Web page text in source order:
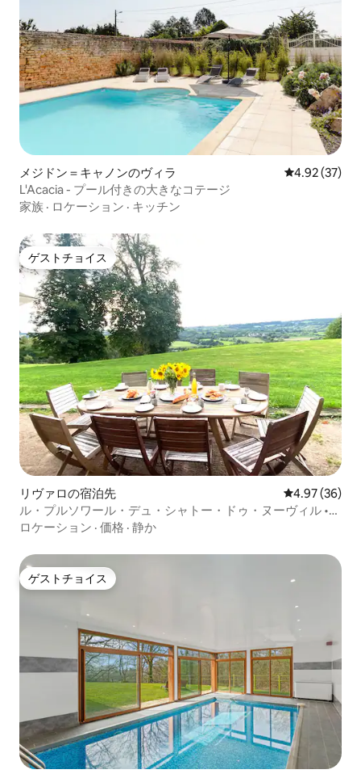
メジドン＝キャノンのヴィラ レビュー37
4.92 (37)
L'Acacia - プール付きの大きなコテージ
家族 · ロケーション · キッチン
ゲストチョイス
ゲストチョイス
リヴァロの宿泊先 レビュー36
4.97 (36)
ル・プルソワール・デュ・シャトー・ドゥ・ヌーヴィル •眺
望•ゲーム•森
ロケーション · 価格 · 静か
ゲストチョイス
ゲストチョイス